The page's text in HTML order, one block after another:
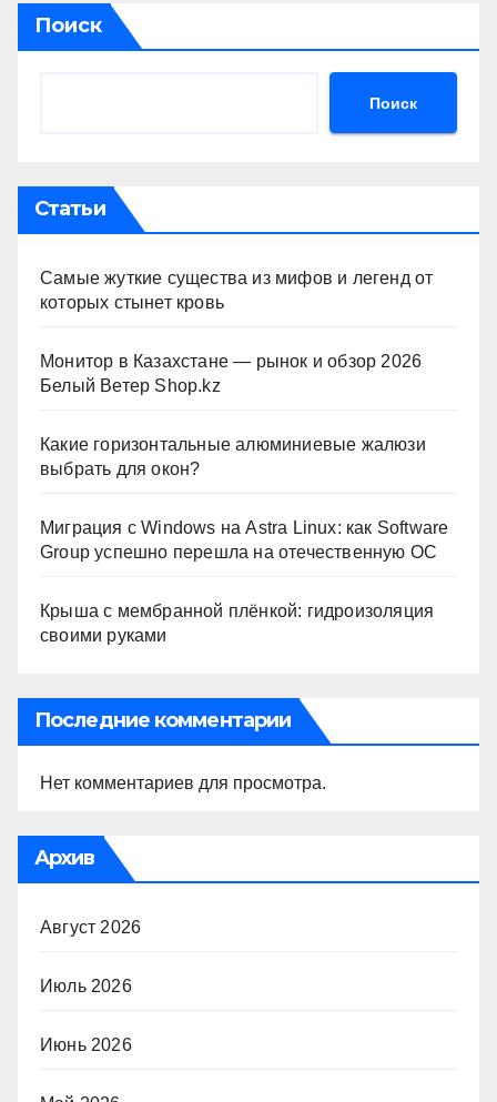
Поиск
Поиск
Статьи
Самые жуткие существа из мифов и легенд от
которых стынет кровь
Монитор в Казахстане — рынок и обзор 2026
Белый Ветер Shop.kz
Какие горизонтальные алюминиевые жалюзи
выбрать для окон?
Миграция с Windows на Astra Linux: как Software
Group успешно перешла на отечественную ОС
Крыша с мембранной плёнкой: гидроизоляция
своими руками
Последние комментарии
Нет комментариев для просмотра.
Архив
Август 2026
Июль 2026
Июнь 2026